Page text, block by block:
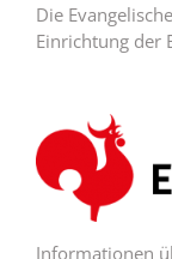
Die
Einrichtung der
Informationen